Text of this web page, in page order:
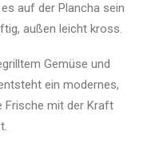
auf der Plancha sein
außen leicht kross.
Gemüse und
ein modernes,
Frische mit der Kraft